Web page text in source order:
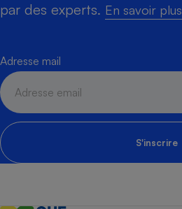
par des experts. En savoir plus
Adresse mail
S'inscrire